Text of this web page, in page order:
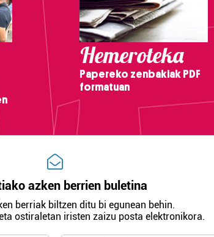
Hemeroteka
Papereko zenbakiak PDF
formatuan
azken berrien buletina
berriak biltzen ditu bi egunean behin.
ostiraletan iristen zaizu posta elektronikora.